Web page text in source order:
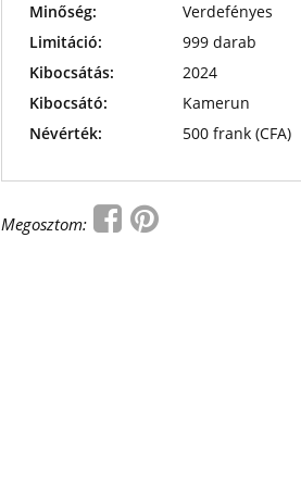
Minőség:
Verdefényes
Limitáció:
999 darab
Kibocsátás:
2024
Kibocsátó:
Kamerun
Névérték:
500 frank (CFA)
Megosztom: